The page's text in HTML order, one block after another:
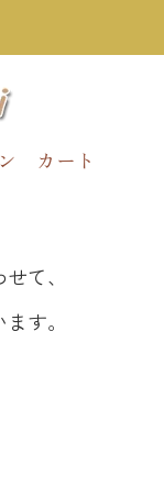
カート
て、
す。